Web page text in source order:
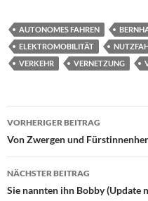
AUTONOMES FAHREN
ELEKTROMOBILITÄT
VERKEHR
VERNETZUNG
VORHERIGER BEITRAG
Von Zwergen und
NÄCHSTER BEITRAG
Sie nannten ihn Bobby (Update